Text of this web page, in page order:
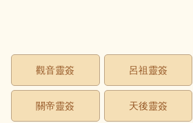
觀音靈簽 呂祖靈簽
關帝靈簽 天後靈簽